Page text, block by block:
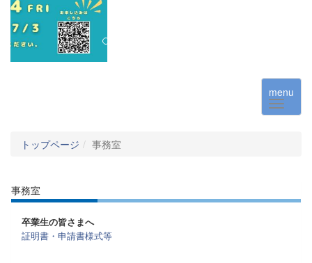
menu
トップページ 事務室
事務室
卒業生の皆さまへ
証明書・申請書様式等